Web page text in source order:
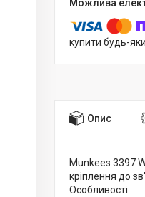
купити будь-
Опис
Munkees 3397
кріплення до
Особливості: